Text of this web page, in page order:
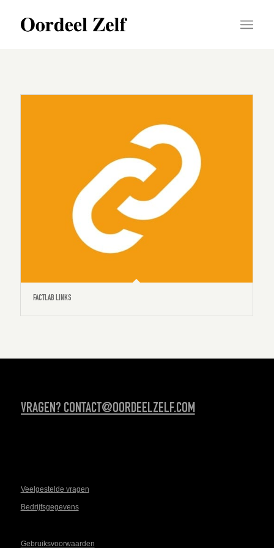
FACTLAB LINKS
VRAGEN? CONTACT@OORDEELZELF.COM
Veelgestelde vragen
Bedrijfsgegevens
Gebruiksvoorwaarden